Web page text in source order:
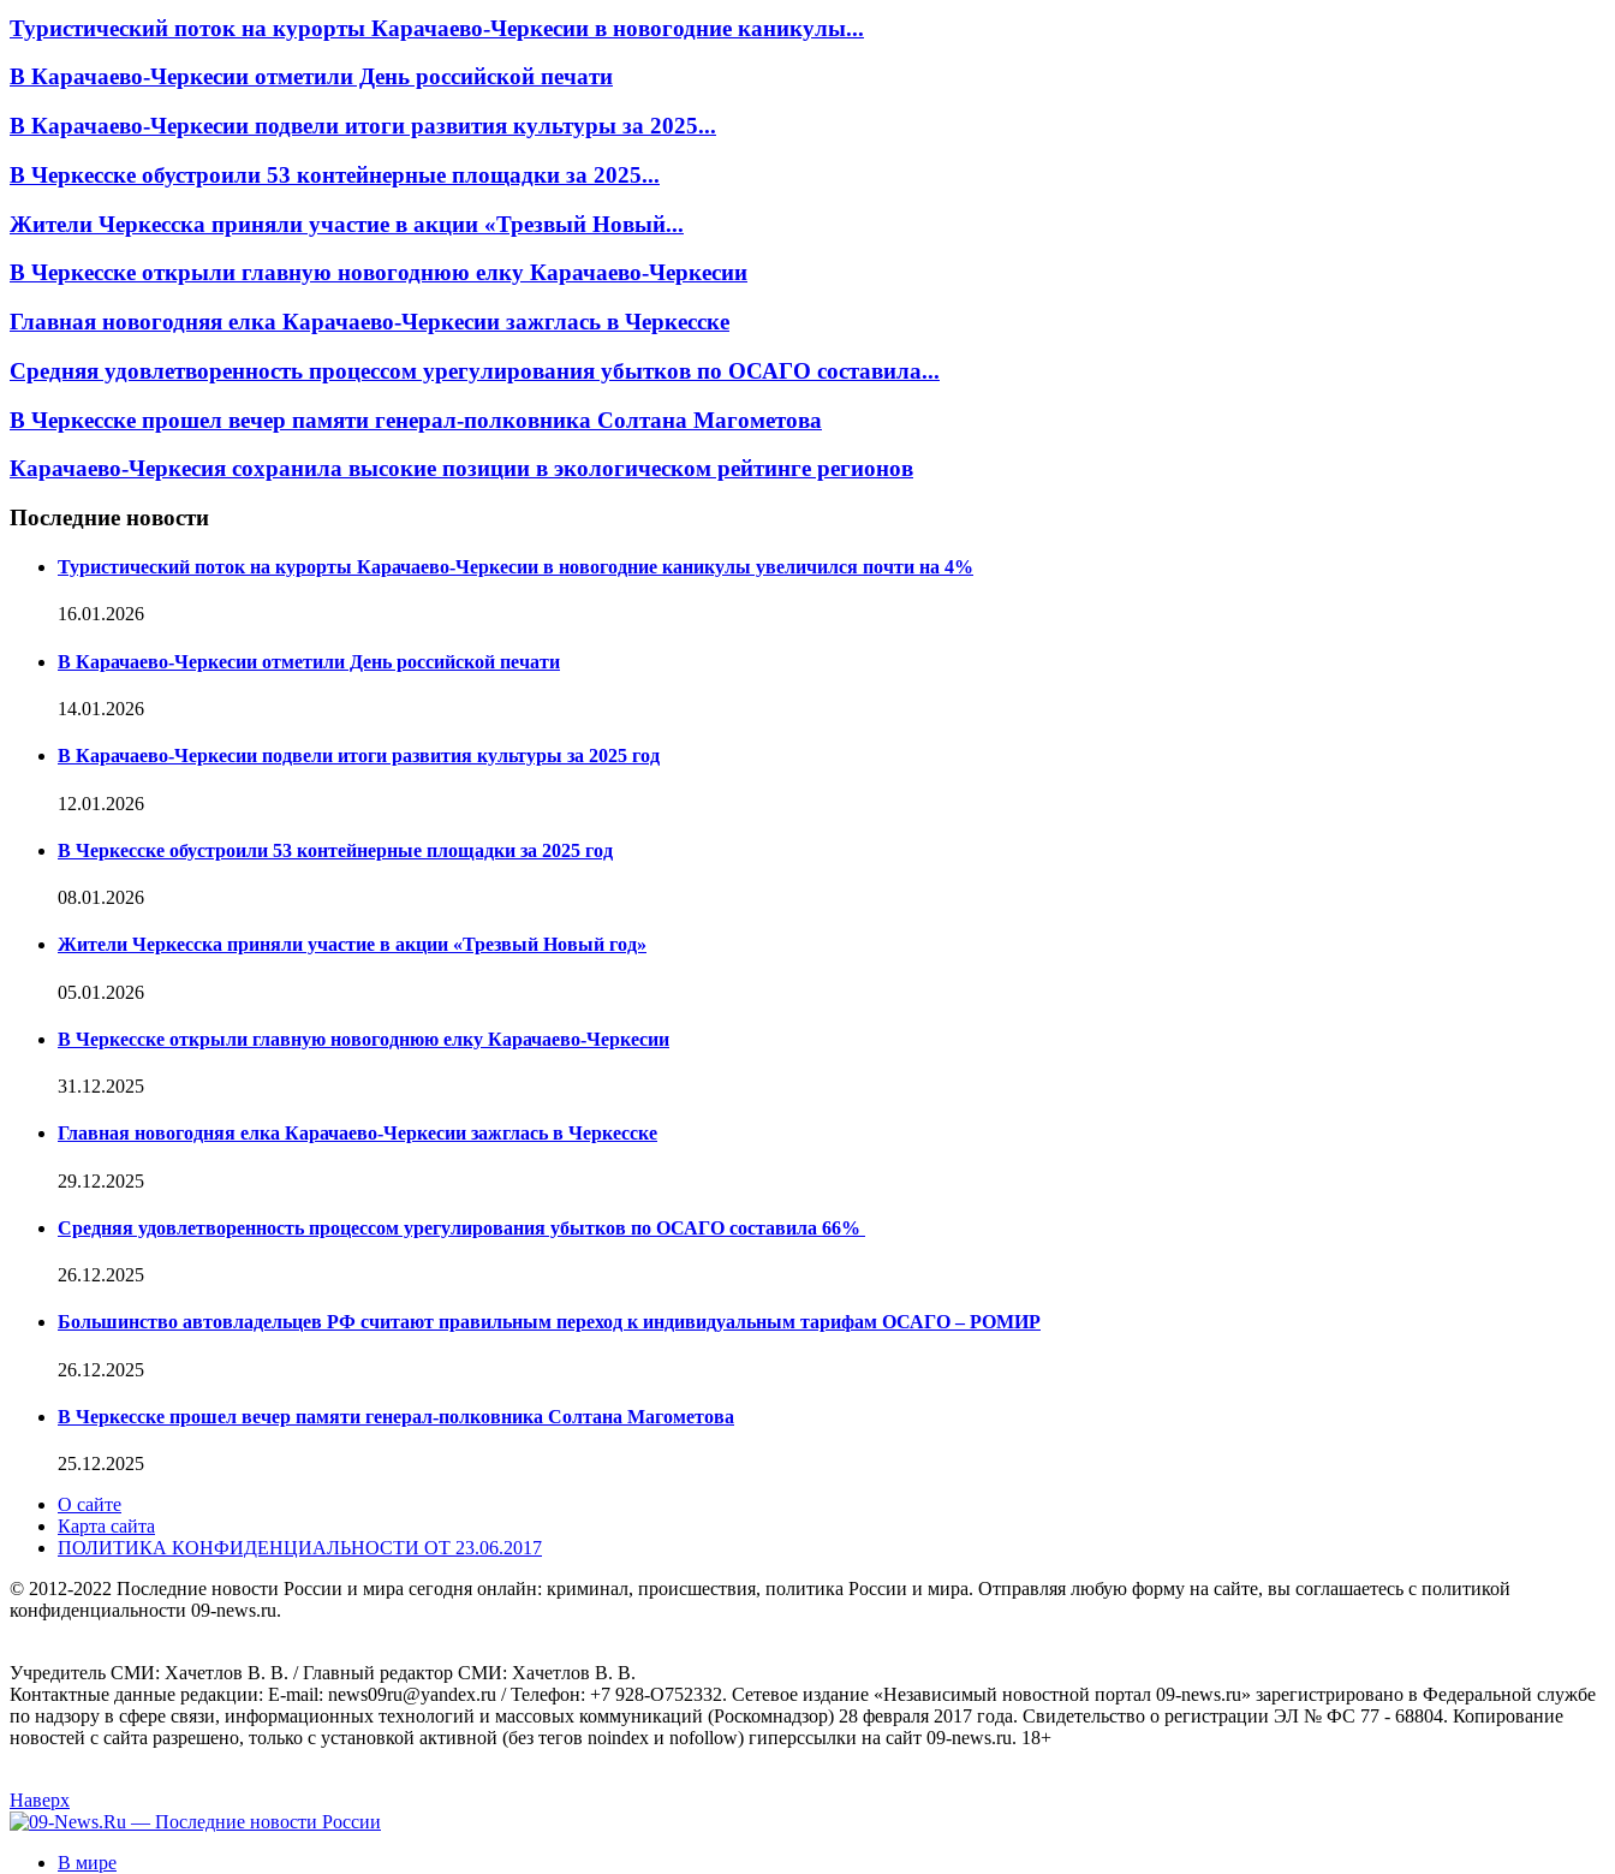
Туристический поток на курорты Карачаево-Черкесии в новогодние каникулы...
В Карачаево-Черкесии отметили День российской печати
В Карачаево-Черкесии подвели итоги развития культуры за 2025...
В Черкесске обустроили 53 контейнерные площадки за 2025...
Жители Черкесска приняли участие в акции «Трезвый Новый...
В Черкесске открыли главную новогоднюю елку Карачаево-Черкесии
Главная новогодняя елка Карачаево-Черкесии зажглась в Черкесске
Средняя удовлетворенность процессом урегулирования убытков по ОСАГО составила...
В Черкесске прошел вечер памяти генерал-полковника Солтана Магометова
Карачаево-Черкесия сохранила высокие позиции в экологическом рейтинге регионов
Последние новости
Туристический поток на курорты Карачаево-Черкесии в новогодние каникулы увеличился почти на 4%
16.01.2026
В Карачаево-Черкесии отметили День российской печати
14.01.2026
В Карачаево-Черкесии подвели итоги развития культуры за 2025 год
12.01.2026
В Черкесске обустроили 53 контейнерные площадки за 2025 год
08.01.2026
Жители Черкесска приняли участие в акции «Трезвый Новый год»
05.01.2026
В Черкесске открыли главную новогоднюю елку Карачаево-Черкесии
31.12.2025
Главная новогодняя елка Карачаево-Черкесии зажглась в Черкесске
29.12.2025
Средняя удовлетворенность процессом урегулирования убытков по ОСАГО составила 66%
26.12.2025
Большинство автовладельцев РФ считают правильным переход к индивидуальным тарифам ОСАГО – РОМИР
26.12.2025
В Черкесске прошел вечер памяти генерал-полковника Солтана Магометова
25.12.2025
О сайте
Карта сайта
ПОЛИТИКА КОНФИДЕНЦИАЛЬНОСТИ ОТ 23.06.2017
© 2012-2022 Последние новости России и мира сегодня онлайн: криминал, происшествия, политика России и мира. Отправляя любую форму на сайте, вы соглашаетесь с политикой
конфиденциальности 09-news.ru.
Учредитель СМИ: Хaчeтлoв B. B. / Главный редактор СМИ: Хaчeтлoв B. B.
Контактные данные редакции: E-mail: news09ru@yandex.ru / Телефон: +7 928-O752332. Сетевое издание «Независимый новостной портал 09-news.ru» зарегистрировано в Федеральной службе
по надзору в сфере связи, информационных технологий и массовых коммуникаций (Роскомнадзор) 28 февраля 2017 года. Свидетельство о регистрации ЭЛ № ФС 77 - 68804. Копирование
новостей с сайта разрешено, только с установкой активной (без тегов noindex и nofollow) гиперссылки на сайт 09-news.ru. 18+
Наверх
В мире